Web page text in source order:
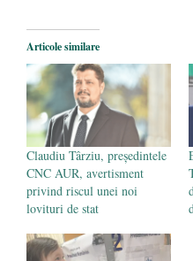
Legea Vexler
poetului Octavian
- 16 aprilie 2026
Articole similare
Claudiu Târziu, președintele
CNC AUR, avertisment
privind riscul unei noi
lovituri de stat